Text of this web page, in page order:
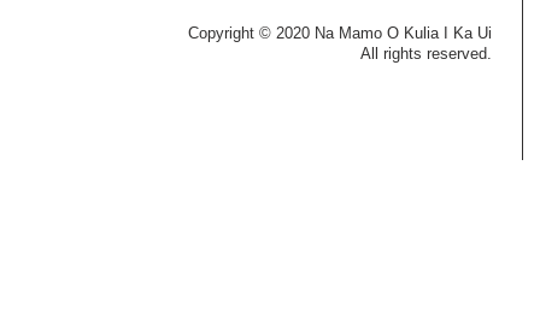
Copyright © 2020 Na Mamo O Kulia I Ka Ui
All rights reserved.